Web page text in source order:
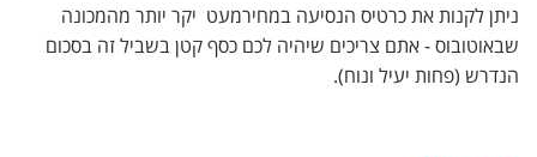
ניתן לקנות את כרטיס הנסיעה במחירמעט יקר יותר מהמכונה
שבאוטובוס - אתם צריכים שיהיה לכם כסף קטן בשביל זה בסכום
הנדרש (פחות יעיל ונוח).